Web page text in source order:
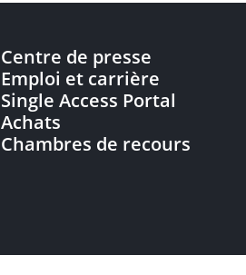
Centre de presse
Emploi et carrière
Single Access Portal
Achats
Chambres de recours